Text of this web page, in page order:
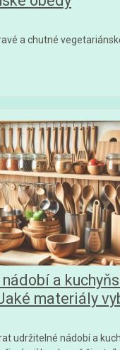
a chutné
a
materiály
udržitelné nádobí a